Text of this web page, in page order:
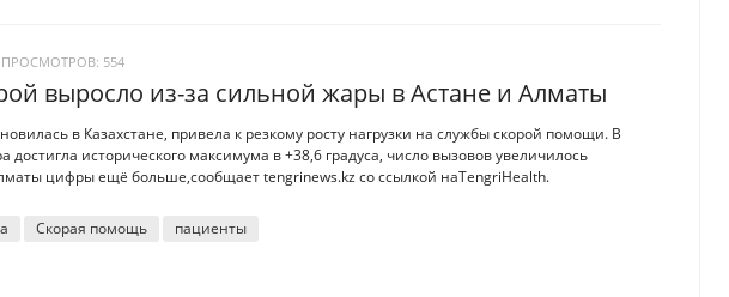
ПРОСМОТРОВ: 554
выросло из-за сильной жары в Астане и Алматы
в Казахстане, привела к резкому росту нагрузки на службы скорой помощи. В
достигла исторического максимума в +38,6 градуса, число вызовов увеличилось
цифры ещё больше,сообщает tengrinews.kz со ссылкой наTengriHealth.
Скорая помощь пациенты